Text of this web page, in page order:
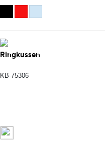
Ringkussen
KB-75306